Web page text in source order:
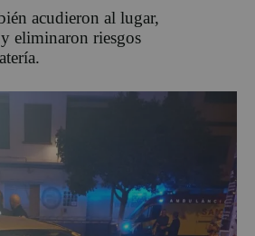
acudieron al lugar,
eliminaron riesgos